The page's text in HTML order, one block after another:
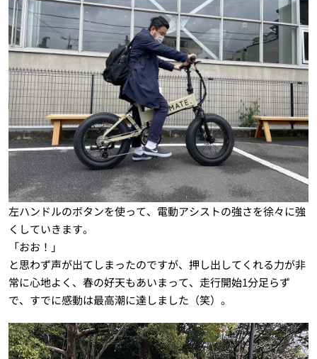
左ハンドルのボタンを使って、電動アシストの強さを徐々に強
くしていきます。
「おお！」
と思わず声が出てしまったのですが、押し出してくれる力が非
常に心地よく、春の好天もあいまって、走行開始1分足らず
で、すでに感動は最高潮に達しました（笑）。